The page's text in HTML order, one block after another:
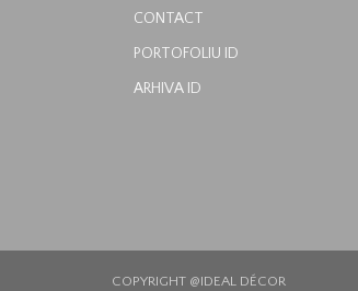
CONTACT
PORTOFOLIU ID
ARHIVA ID
COPYRIGHT @IDEAL DÉCOR